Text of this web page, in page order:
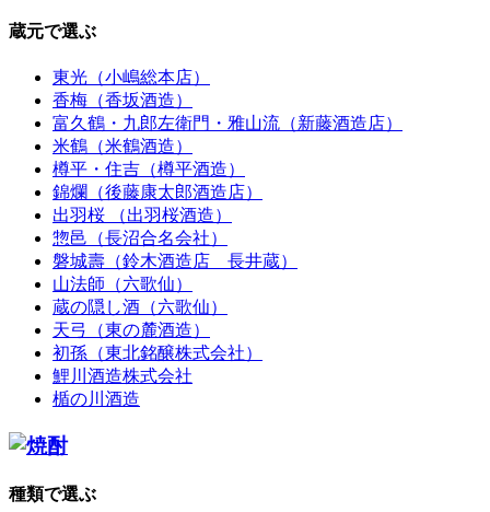
蔵元で選ぶ
東光（小嶋総本店）
香梅（香坂酒造）
富久鶴・九郎左衛門・雅山流（新藤酒造店）
米鶴（米鶴酒造）
樽平・住吉（樽平酒造）
錦爛（後藤康太郎酒造店）
出羽桜 （出羽桜酒造）
惣邑（長沼合名会社）
磐城壽（鈴木酒造店 長井蔵）
山法師（六歌仙）
蔵の隠し酒（六歌仙）
天弓（東の麓酒造）
初孫（東北銘醸株式会社）
鯉川酒造株式会社
楯の川酒造
種類で選ぶ